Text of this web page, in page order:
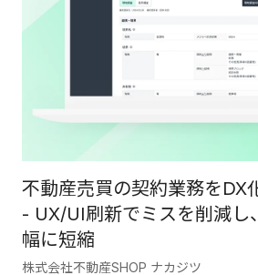
不動産売買の契約業務をDX
- UX/UI刷新でミスを削減し
幅に短縮
株式会社不動産SHOP ナカジツ